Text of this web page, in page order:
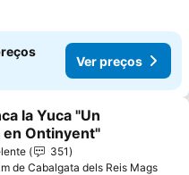
Ver preços
aos favoritos
la Yuca "Un
en Ontinyent"
351
de Cabalgata dels Reis Mags